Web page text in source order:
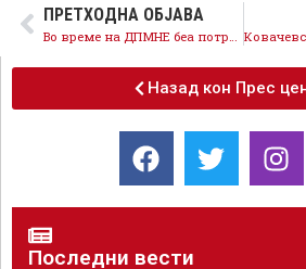
ПРЕТХОДНА ОБЈАВА
Во време на ДПМНЕ беа потребни 4 минимални плати за потрошувачка кошница, денеска 2
Назад кон Прес
Последни вести